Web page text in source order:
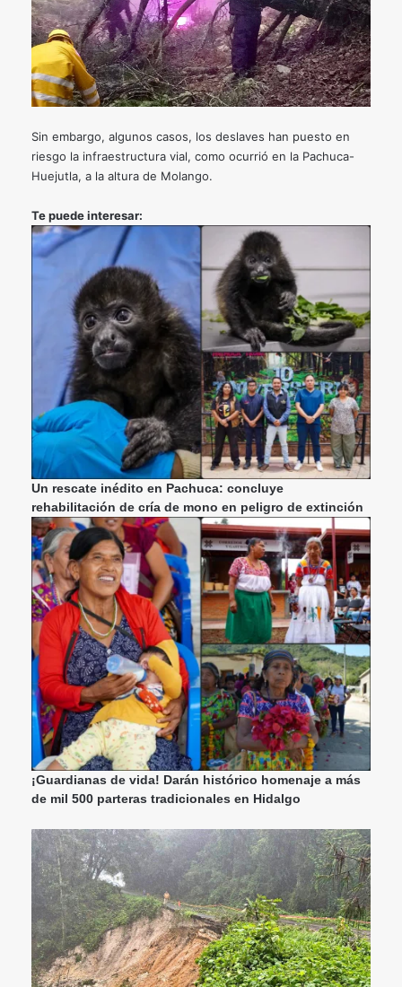
Sin embargo, algunos casos, los deslaves han puesto en
riesgo la infraestructura vial, como ocurrió en la Pachuca-
Huejutla, a la altura de Molango.
Te puede interesar:
Un rescate inédito en Pachuca: concluye
rehabilitación de cría de mono en peligro de extinción
¡Guardianas de vida! Darán histórico homenaje a más
de mil 500 parteras tradicionales en Hidalgo